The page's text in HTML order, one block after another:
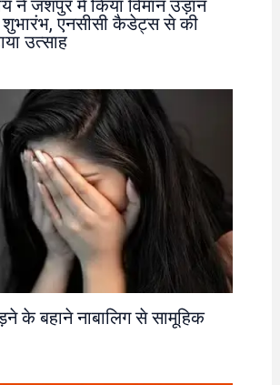
ने जशपुर में किया विमान उड़ान
शुभारंभ, एनसीसी कैडेट्स से की
उत्साह
के बहाने नाबालिग से सामूहिक